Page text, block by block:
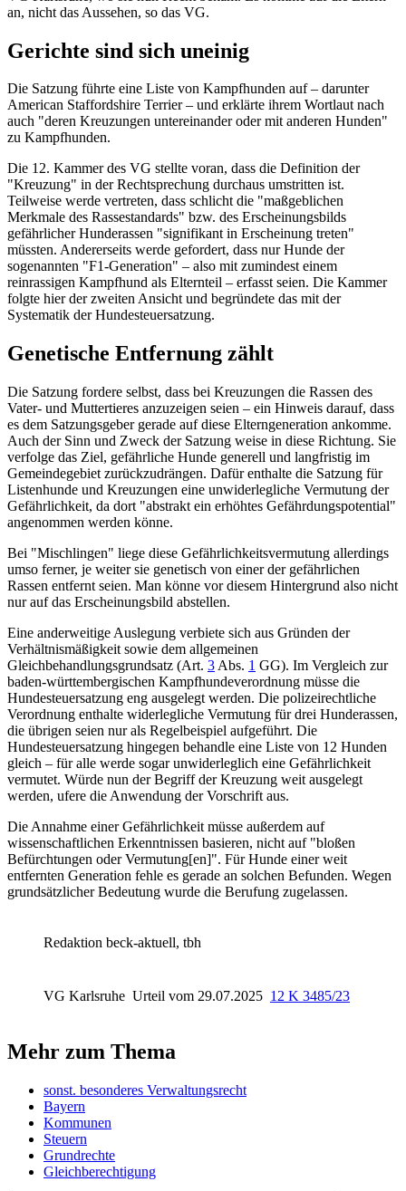
an, nicht das Aussehen, so das VG.
Gerichte sind sich uneinig
Die Satzung führte eine Liste von Kampfhunden auf – darunter
American Staffordshire Terrier – und erklärte ihrem Wortlaut nach
auch "deren Kreuzungen untereinander oder mit anderen Hunden"
zu Kampfhunden.
Die 12. Kammer des VG stellte voran, dass die Definition der
"Kreuzung" in der Rechtsprechung durchaus umstritten ist.
Teilweise werde vertreten, dass schlicht die "maßgeblichen
Merkmale des Rassestandards" bzw. des Erscheinungsbilds
gefährlicher Hunderassen "signifikant in Erscheinung treten"
müssten. Andererseits werde gefordert, dass nur Hunde der
sogenannten "F1-Generation" – also mit zumindest einem
reinrassigen Kampfhund als Elternteil – erfasst seien. Die Kammer
folgte hier der zweiten Ansicht und begründete das mit der
Systematik der Hundesteuersatzung.
Genetische Entfernung zählt
Die Satzung fordere selbst, dass bei Kreuzungen die Rassen des
Vater- und Muttertieres anzuzeigen seien – ein Hinweis darauf, dass
es dem Satzungsgeber gerade auf diese Elterngeneration ankomme.
Auch der Sinn und Zweck der Satzung weise in diese Richtung. Sie
verfolge das Ziel, gefährliche Hunde generell und langfristig im
Gemeindegebiet zurückzudrängen. Dafür enthalte die Satzung für
Listenhunde und Kreuzungen eine unwiderlegliche Vermutung der
Gefährlichkeit, da dort "abstrakt ein erhöhtes Gefährdungspotential"
angenommen werden könne.
Bei "Mischlingen" liege diese Gefährlichkeitsvermutung allerdings
umso ferner, je weiter sie genetisch von einer der gefährlichen
Rassen entfernt seien. Man könne vor diesem Hintergrund also nicht
nur auf das Erscheinungsbild abstellen.
Eine anderweitige Auslegung verbiete sich aus Gründen der
Verhältnismäßigkeit sowie dem allgemeinen
Gleichbehandlungsgrundsatz (Art. 3 Abs. 1 GG). Im Vergleich zur
baden-württembergischen Kampfhundeverordnung müsse die
Hundesteuersatzung eng ausgelegt werden. Die polizeirechtliche
Verordnung enthalte widerlegliche Vermutung für drei Hunderassen,
die übrigen seien nur als Regelbeispiel aufgeführt. Die
Hundesteuersatzung hingegen behandle eine Liste von 12 Hunden
gleich – für alle werde sogar unwiderleglich eine Gefährlichkeit
vermutet. Würde nun der Begriff der Kreuzung weit ausgelegt
werden, ufere die Anwendung der Vorschrift aus.
Die Annahme einer Gefährlichkeit müsse außerdem auf
wissenschaftlichen Erkenntnissen basieren, nicht auf "bloßen
Befürchtungen oder Vermutung[en]". Für Hunde einer weit
entfernten Generation fehle es gerade an solchen Befunden. Wegen
grundsätzlicher Bedeutung wurde die Berufung zugelassen.
Redaktion beck-aktuell, tbh
VG Karlsruhe Urteil vom 29.07.2025 12 K 3485/23
Mehr zum Thema
sonst. besonderes Verwaltungsrecht
Bayern
Kommunen
Steuern
Grundrechte
Gleichberechtigung